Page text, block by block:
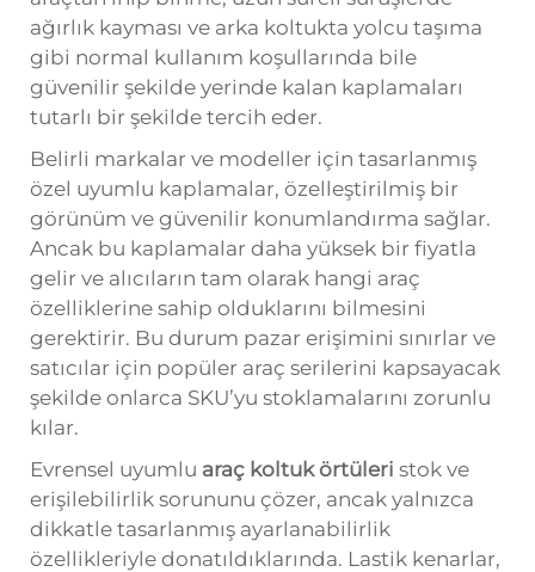
ağırlık kayması ve arka koltukta yolcu taşıma
gibi normal kullanım koşullarında bile
güvenilir şekilde yerinde kalan kaplamaları
tutarlı bir şekilde tercih eder.
Belirli markalar ve modeller için tasarlanmış
özel uyumlu kaplamalar, özelleştirilmiş bir
görünüm ve güvenilir konumlandırma sağlar.
Ancak bu kaplamalar daha yüksek bir fiyatla
gelir ve alıcıların tam olarak hangi araç
özelliklerine sahip olduklarını bilmesini
gerektirir. Bu durum pazar erişimini sınırlar ve
satıcılar için popüler araç serilerini kapsayacak
şekilde onlarca SKU’yu stoklamalarını zorunlu
kılar.
Evrensel uyumlu araç koltuk örtüleri stok ve
erişilebilirlik sorununu çözer, ancak yalnızca
dikkatle tasarlanmış ayarlanabilirlik
özellikleriyle donatıldıklarında. Lastik kenarlar,